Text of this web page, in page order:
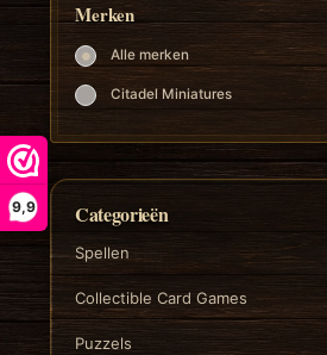
9,9
Merken
Alle merken
Citadel Miniatures
Categorieën
Spellen
Collectible Card Games
Puzzels